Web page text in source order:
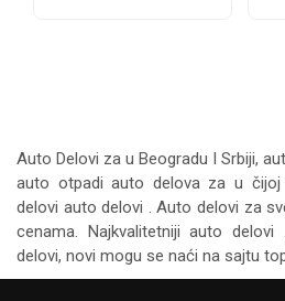
Auto Delovi za u Beogradu I Srbiji,
auto otpadi auto delova za u čijoj
delovi auto delovi . Auto delovi za
cenama. Najkvalitetniji auto
delovi, novi mogu se naći na sajtu